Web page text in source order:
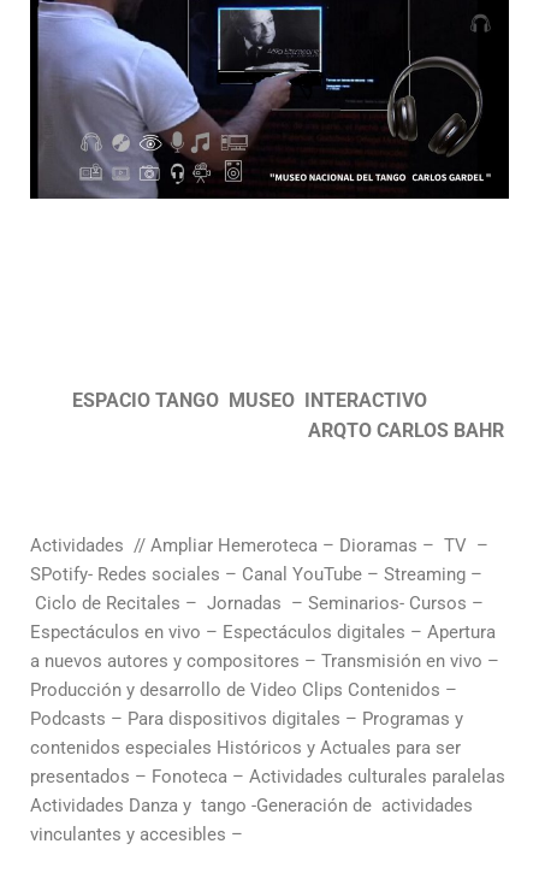
ESPACIO TANGO MUSEO INTERACTIVO
ARQTO CARLOS BAHR
Actividades // Ampliar Hemeroteca – Dioramas – TV –
SPotify- Redes sociales – Canal YouTube – Streaming –
Ciclo de Recitales – Jornadas – Seminarios- Cursos –
Espectáculos en vivo – Espectáculos digitales – Apertura
a nuevos autores y compositores – Transmisión en vivo –
Producción y desarrollo de Video Clips Contenidos –
Podcasts – Para dispositivos digitales – Programas y
contenidos especiales Históricos y Actuales para ser
presentados – Fonoteca – Actividades culturales paralelas
Actividades Danza y tango -Generación de actividades
vinculantes y accesibles –